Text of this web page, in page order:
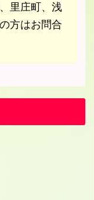
里庄町、浅
方はお問合